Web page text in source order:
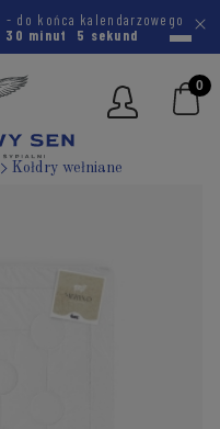
- do końca kalendarzowego
30 minut 4 sekundy
Kołdry wełniane